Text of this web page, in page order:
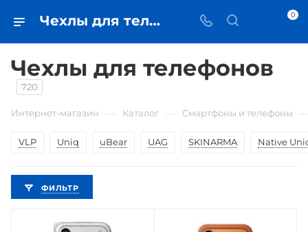
Чехлы для телефонов • купить в Самаре по низкой цене - iЧехол 0
Чехлы для телефонов
720
Интернет-магазин Каталог Смартфоны и телефоны
VLP Uniq uBear UAG SKINARMA Native
ФИЛЬТР